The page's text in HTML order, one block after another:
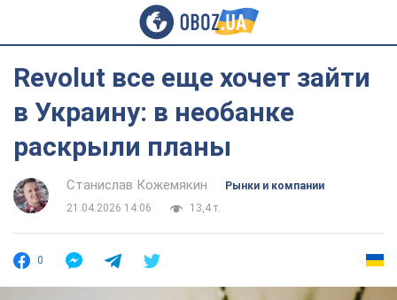
Revolut все еще хочет зайти
в Украину: в необанке
раскрыли планы
Станислав Кожемякин
Рынки и компании
21.04.2026 14:06
13,4 т.
0